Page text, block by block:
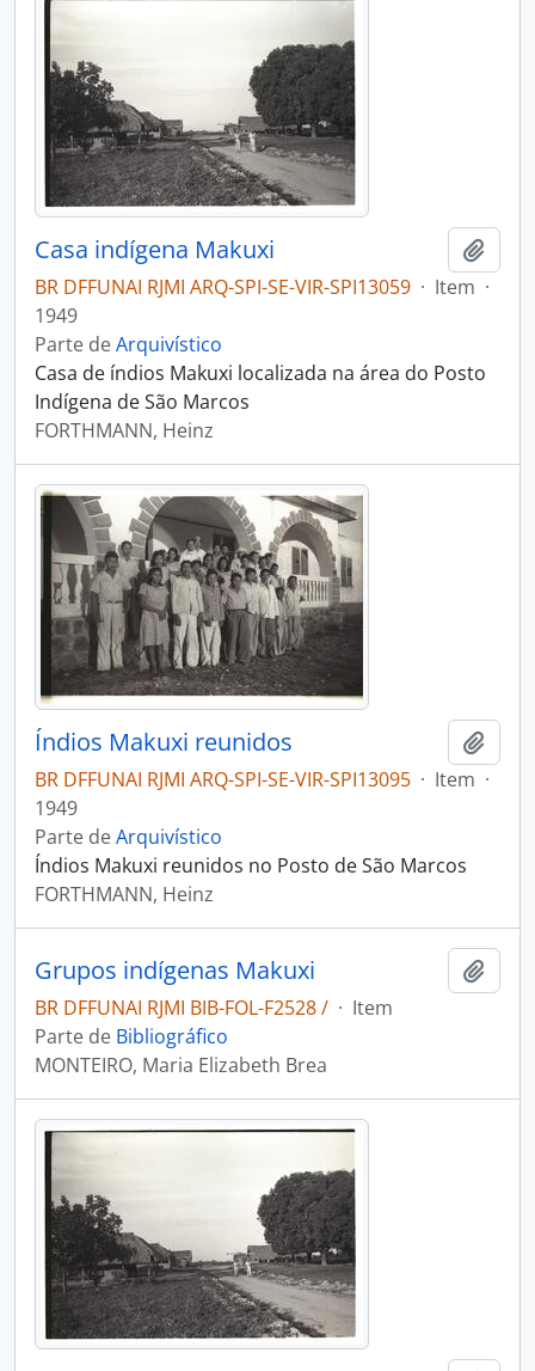
Casa indígena Makuxi
BR DFFUNAI RJMI ARQ-SPI-SE-VIR-SPI13059 · Item ·
1949
Parte deArquivístico
Casa de índios Makuxi localizada na área do Posto
Indígena de São Marcos
FORTHMANN, Heinz
Índios Makuxi reunidos
BR DFFUNAI RJMI ARQ-SPI-SE-VIR-SPI13095 · Item ·
1949
Parte deArquivístico
Índios Makuxi reunidos no Posto de São Marcos
FORTHMANN, Heinz
Grupos indígenas Makuxi
BR DFFUNAI RJMI BIB-FOL-F2528 / · Item
Parte de Bibliográfico
MONTEIRO, Maria Elizabeth Brea